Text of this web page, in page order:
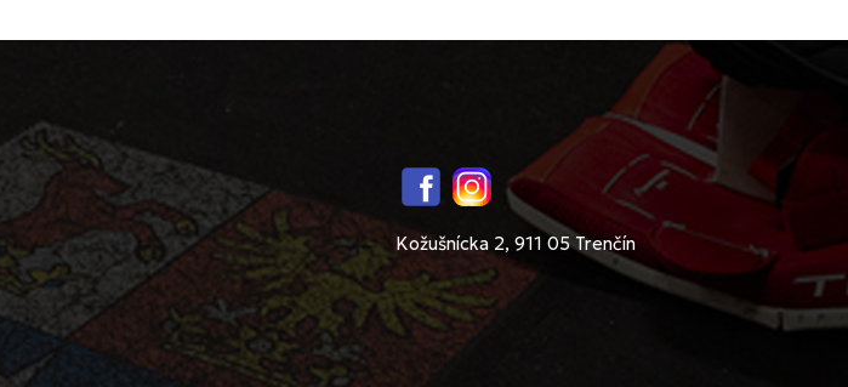
FacebookInstagram
Kožušnícka 2, 911 05 Trenčín